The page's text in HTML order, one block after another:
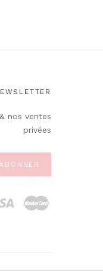
nos ventes
privées